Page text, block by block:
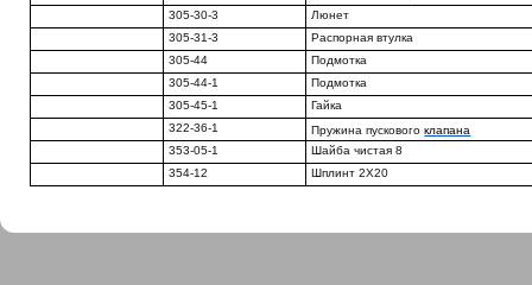
305-30-3
Люнет
305-31-3
Распорная втулка
305-44
Подмотка
305-44-1
Подмотка
305-45-1
Гайка
322-36-1
Пружина пускового клапана
353-05-1
Шайба чистая 8
354-12
Шплинт 2X20